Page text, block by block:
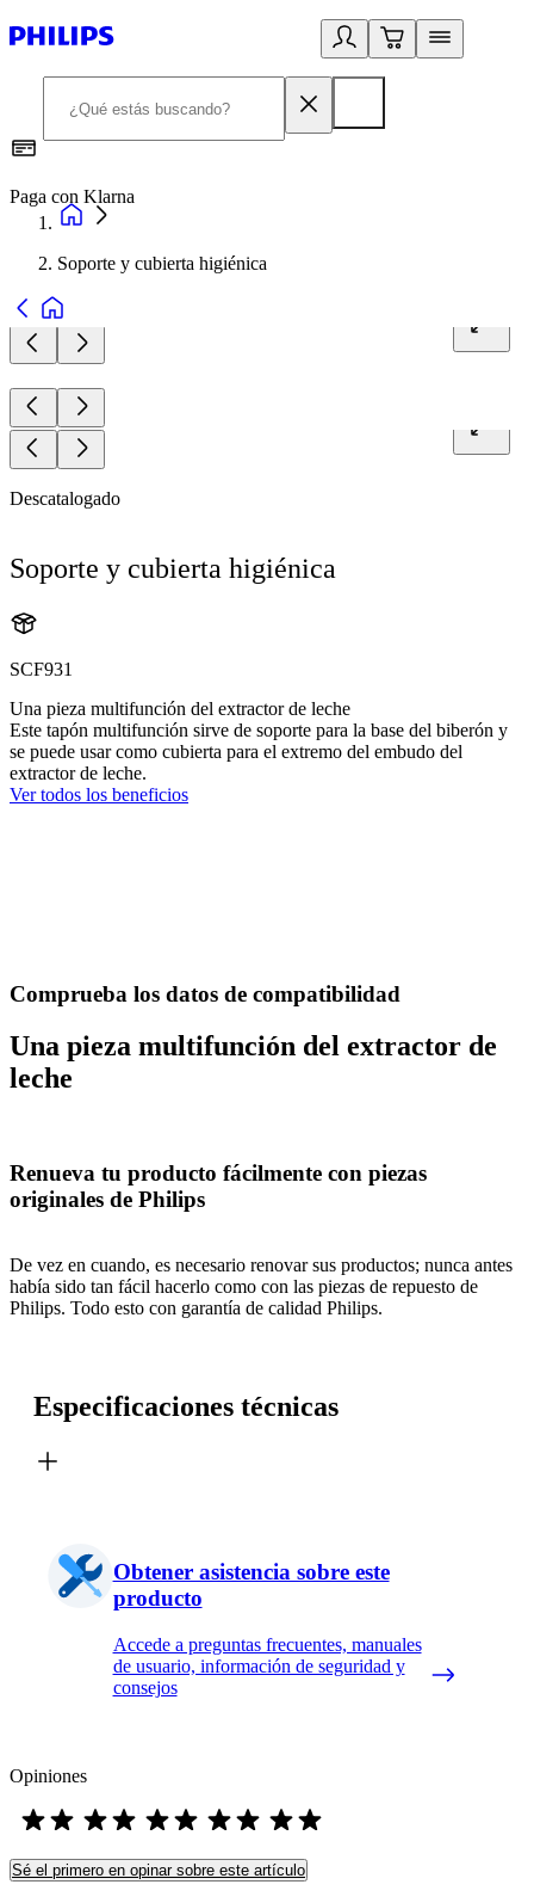
Paga con Klarna
Soporte y cubierta higiénica
Descatalogado
Soporte y cubierta higiénica
SCF931
Una pieza multifunción del extractor de leche
Este tapón multifunción sirve de soporte para la base del biberón y
se puede usar como cubierta para el extremo del embudo del
extractor de leche.
Ver todos los beneficios
Comprueba los datos de compatibilidad
Una pieza multifunción del extractor de
leche
Renueva tu producto fácilmente con piezas
originales de Philips
De vez en cuando, es necesario renovar sus productos; nunca antes
había sido tan fácil hacerlo como con las piezas de repuesto de
Philips. Todo esto con garantía de calidad Philips.
Especificaciones técnicas
Obtener asistencia sobre este
producto
Accede a preguntas frecuentes, manuales
de usuario, información de seguridad y
consejos
Opiniones
Sé el primero en opinar sobre este artículo